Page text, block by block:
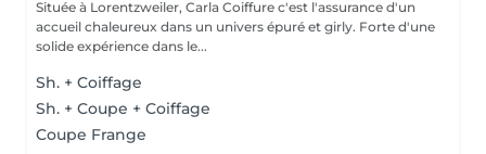
Située à Lorentzweiler, Carla Coiffure c'est l'assurance d'un
accueil chaleureux dans un univers épuré et girly. Forte d'une
solide expérience dans le...
Sh. + Coiffage
Sh. + Coupe + Coiffage
Coupe Frange